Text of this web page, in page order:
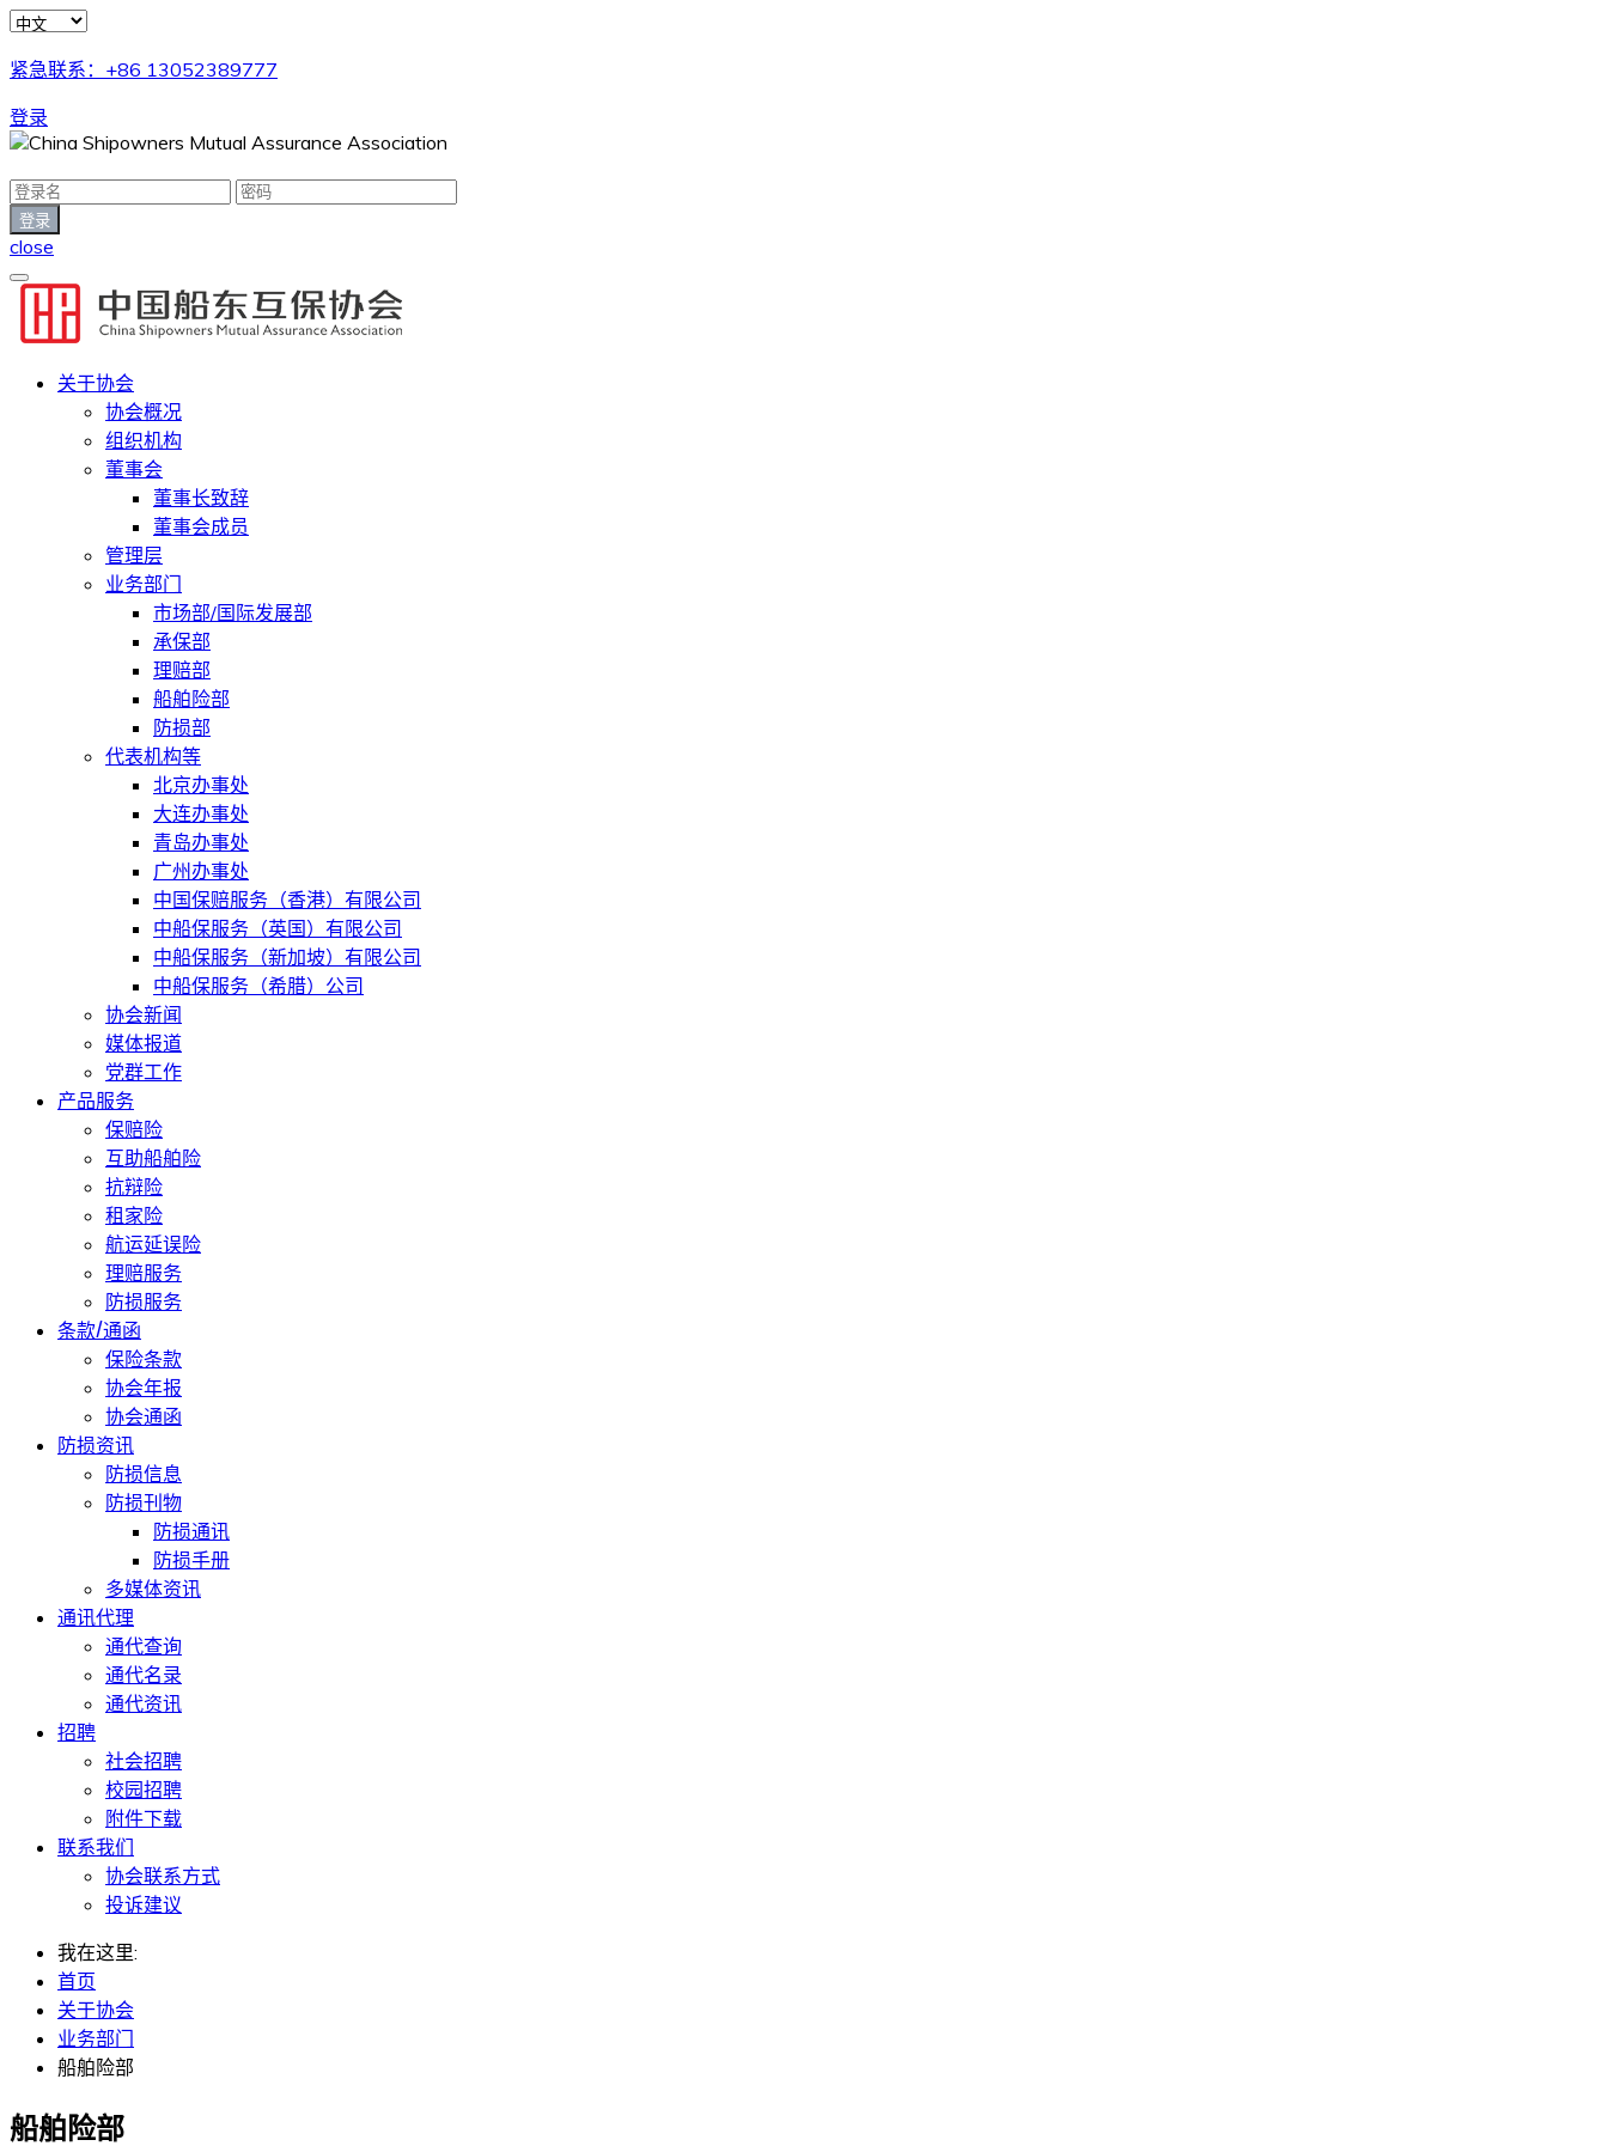
紧急联系：+86 13052389777
登录
close
关于协会
协会概况
组织机构
董事会
董事长致辞
董事会成员
管理层
业务部门
市场部/国际发展部
承保部
理赔部
船舶险部
防损部
代表机构等
北京办事处
大连办事处
青岛办事处
广州办事处
中国保赔服务（香港）有限公司
中船保服务（英国）有限公司
中船保服务（新加坡）有限公司
中船保服务（希腊）公司
协会新闻
媒体报道
党群工作
产品服务
保赔险
互助船舶险
抗辩险
租家险
航运延误险
理赔服务
防损服务
条款/通函
保险条款
协会年报
协会通函
防损资讯
防损信息
防损刊物
防损通讯
防损手册
多媒体资讯
通讯代理
通代查询
通代名录
通代资讯
招聘
社会招聘
校园招聘
附件下载
联系我们
协会联系方式
投诉建议
我在这里:
首页
关于协会
业务部门
船舶险部
船舶险部